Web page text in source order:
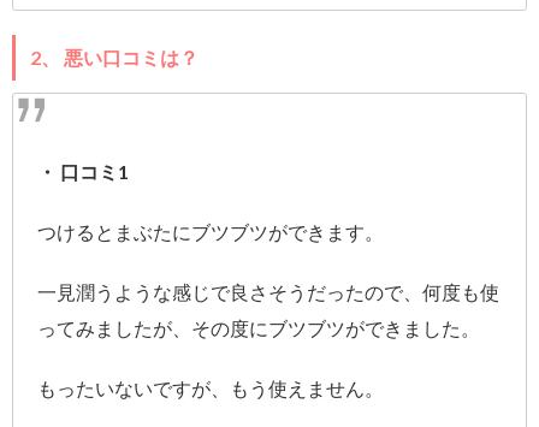
2、 悪い口コミは？
・ 口コミ1
つけるとまぶたにブツブツができます。
一見潤うような感じで良さそうだったので、何度も使
ってみましたが、その度にブツブツができました。
もったいないですが、もう使えません。